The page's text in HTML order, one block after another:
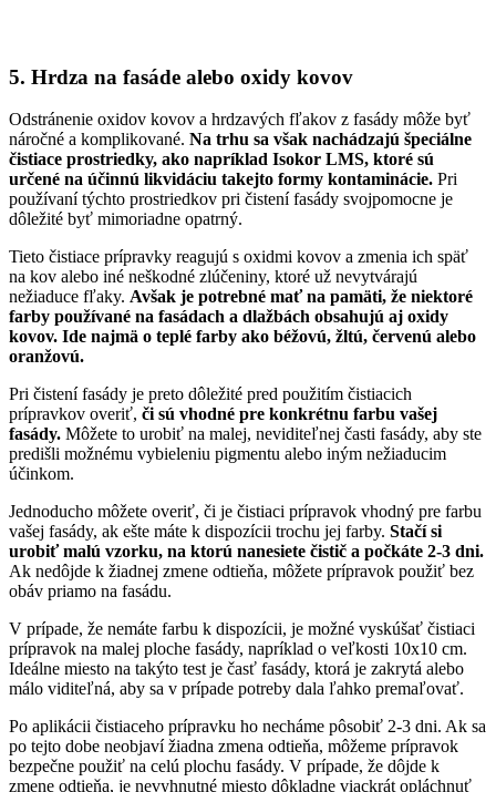
5. Hrdza na fasáde alebo oxidy kovov
Odstránenie oxidov kovov a hrdzavých fľakov z fasády môže byť
náročné a komplikované. Na trhu sa však nachádzajú špeciálne
čistiace prostriedky, ako napríklad Isokor LMS, ktoré sú
určené na účinnú likvidáciu takejto formy kontaminácie. Pri
používaní týchto prostriedkov pri čistení fasády svojpomocne je
dôležité byť mimoriadne opatrný.
Tieto čistiace prípravky reagujú s oxidmi kovov a zmenia ich späť
na kov alebo iné neškodné zlúčeniny, ktoré už nevytvárajú
nežiaduce fľaky. Avšak je potrebné mať na pamäti, že niektoré
farby používané na fasádach a dlažbách obsahujú aj oxidy
kovov. Ide najmä o teplé farby ako béžovú, žltú, červenú alebo
oranžovú.
Pri čistení fasády je preto dôležité pred použitím čistiacich
prípravkov overiť, či sú vhodné pre konkrétnu farbu vašej
fasády. Môžete to urobiť na malej, neviditeľnej časti fasády, aby ste
predišli možnému vybieleniu pigmentu alebo iným nežiaducim
účinkom.
Jednoducho môžete overiť, či je čistiaci prípravok vhodný pre farbu
vašej fasády, ak ešte máte k dispozícii trochu jej farby. Stačí si
urobiť malú vzorku, na ktorú nanesiete čistič a počkáte 2-3 dni.
Ak nedôjde k žiadnej zmene odtieňa, môžete prípravok použiť bez
obáv priamo na fasádu.
V prípade, že nemáte farbu k dispozícii, je možné vyskúšať čistiaci
prípravok na malej ploche fasády, napríklad o veľkosti 10x10 cm.
Ideálne miesto na takýto test je časť fasády, ktorá je zakrytá alebo
málo viditeľná, aby sa v prípade potreby dala ľahko premaľovať.
Po aplikácii čistiaceho prípravku ho necháme pôsobiť 2-3 dni. Ak sa
po tejto dobe neobjaví žiadna zmena odtieňa, môžeme prípravok
bezpečne použiť na celú plochu fasády. V prípade, že dôjde k
zmene odtieňa, je nevyhnutné miesto dôkladne viackrát opláchnuť